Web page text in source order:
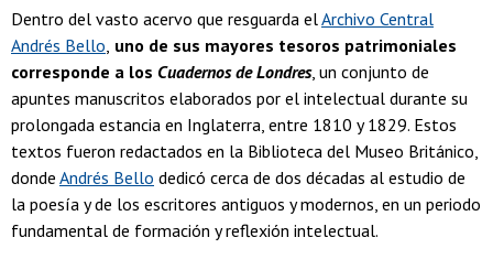
Dentro del vasto acervo que resguarda elArchivo Central
Andrés Bello, uno de sus mayores tesoros patrimoniales
corresponde a los Cuadernos de Londres, un conjunto de
apuntes manuscritos elaborados por el intelectual durante su
prolongada estancia en Inglaterra, entre 1810 y 1829. Estos
textos fueron redactados en la Biblioteca del Museo Británico,
donde Andrés Bello dedicó cerca de dos décadas al estudio de
la poesía y de los escritores antiguos y modernos, en un periodo
fundamental de formación y reflexión intelectual.